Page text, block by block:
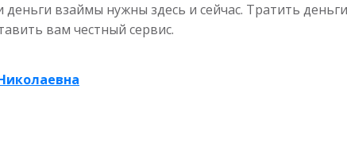
деньги взаймы нужны здесь и сейчас. Тратить
вам честный сервис.